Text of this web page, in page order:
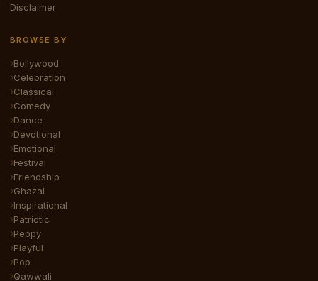
Disclaimer
BROWSE BY
Bollywood
Celebration
Classical
Comedy
Dance
Devotional
Emotional
Festival
Friendship
Ghazal
Inspirational
Patriotic
Peppy
Playful
Pop
Qawwali